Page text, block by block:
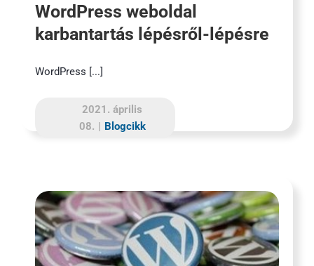
WordPress weboldal
karbantartás lépésről-lépésre
WordPress [...]
2021. április
08. | Blogcikk